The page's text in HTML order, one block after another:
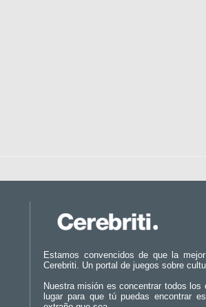
Estamos convencidos de que la
Cerebriti. Un portal de juegos sobre
Nuestra misión es concentrar todos
lugar para que tú puedas encontrar